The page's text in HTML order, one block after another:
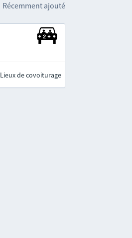
Récemment ajouté
Lieux de covoiturage